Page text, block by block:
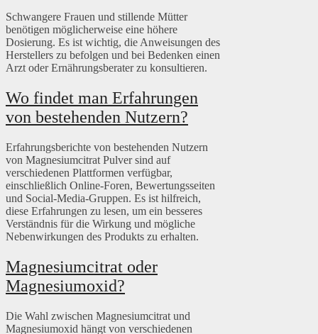
Schwangere Frauen und stillende Mütter
benötigen möglicherweise eine höhere
Dosierung. Es ist wichtig, die Anweisungen des
Herstellers zu befolgen und bei Bedenken einen
Arzt oder Ernährungsberater zu konsultieren.
Wo findet man Erfahrungen
von bestehenden Nutzern?
Erfahrungsberichte von bestehenden Nutzern
von Magnesiumcitrat Pulver sind auf
verschiedenen Plattformen verfügbar,
einschließlich Online-Foren, Bewertungsseiten
und Social-Media-Gruppen. Es ist hilfreich,
diese Erfahrungen zu lesen, um ein besseres
Verständnis für die Wirkung und mögliche
Nebenwirkungen des Produkts zu erhalten.
Magnesiumcitrat oder
Magnesiumoxid?
Die Wahl zwischen Magnesiumcitrat und
Magnesiumoxid hängt von verschiedenen